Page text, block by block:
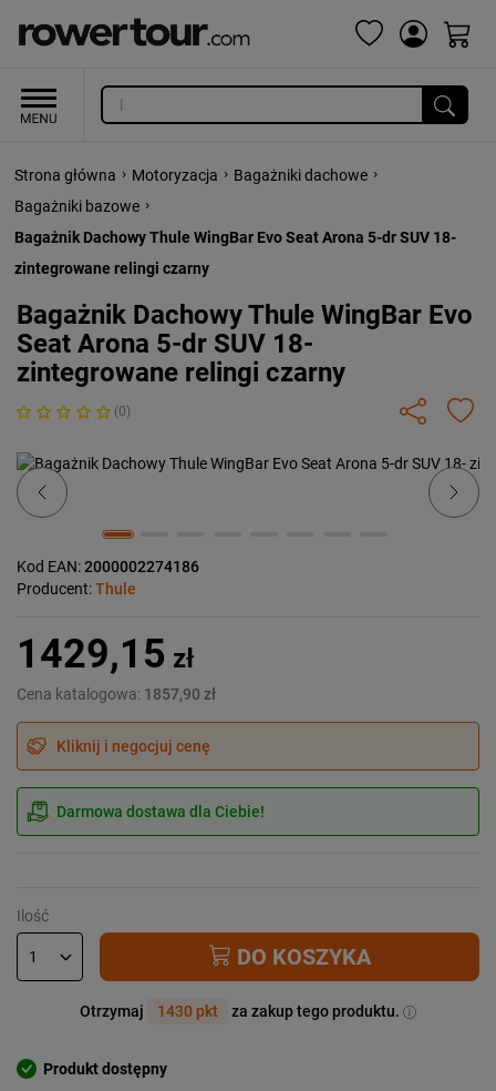
Strona główna › Motoryzacja › Bagażniki dachowe ›
Bagażniki bazowe ›
Bagażnik Dachowy Thule WingBar Evo Seat Arona 5-dr SUV 18-
zintegrowane relingi czarny
Bagażnik Dachowy Thule WingBar Evo
Seat Arona 5-dr SUV 18-
zintegrowane relingi czarny
(0)
Previous Next
Kod EAN:2000002274186
Producent:Thule
1429,15 zł
Cena katalogowa: 1857,90 zł
Kliknij i negocjuj cenę
Darmowa dostawa dla Ciebie!
Ilość
DO KOSZYKA
Otrzymaj 1430 pkt za zakup tego produktu.
Produkt dostępny